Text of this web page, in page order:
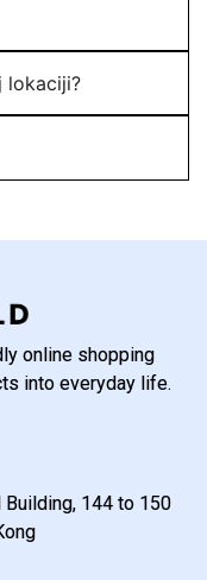
lokaciji?
online shopping
into everyday life.
144 to 150